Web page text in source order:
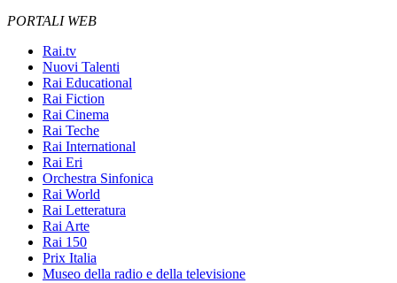
PORTALI WEB
Rai.tv
Nuovi Talenti
Rai Educational
Rai Fiction
Rai Cinema
Rai Teche
Rai International
Rai Eri
Orchestra Sinfonica
Rai World
Rai Letteratura
Rai Arte
Rai 150
Prix Italia
Museo della radio e della televisione